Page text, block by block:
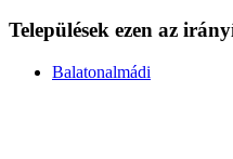
Települések ezen az
Balatonalmádi